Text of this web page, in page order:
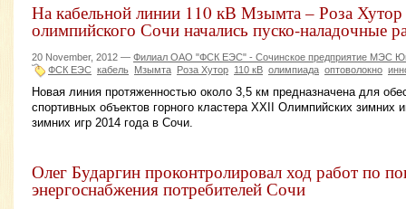
На кабельной линии 110 кВ Мзымта – Роза Хутор
олимпийского Сочи начались пуско-наладочные
20 November, 2012 — Филиал ОАО "ФСК ЕЭС" - Сочинское предприятие МЭС
ФСК ЕЭС кабель Мзымта Роза Хутор 110 кВ олимпиада оптоволокно
Новая линия протяженностью около 3,5 км предназначена для
спортивных объектов горного кластера XXII Олимпийских зимних
зимних игр 2014 года в Сочи.
Олег Бударгин проконтролировал ход работ по
энергоснабжения потребителей Сочи